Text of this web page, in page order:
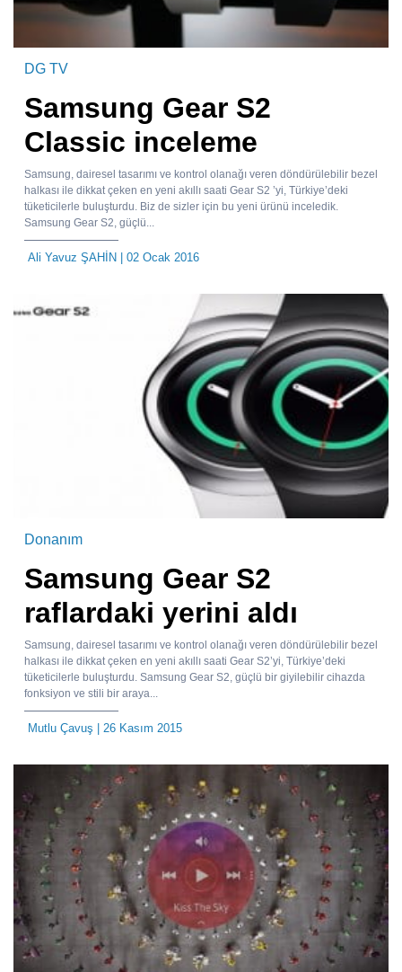
DG TV
Samsung Gear S2
Classic inceleme
Samsung, dairesel tasarımı ve kontrol olanağı veren döndürülebilir bezel
halkası ile dikkat çeken en yeni akıllı saati Gear S2 ’yi, Türkiye’deki
tüketicilerle buluşturdu. Biz de sizler için bu yeni ürünü inceledik.
Samsung Gear S2, güçlü...
Ali Yavuz ŞAHİN | 02 Ocak 2016
Donanım
Samsung Gear S2
raflardaki yerini aldı
Samsung, dairesel tasarımı ve kontrol olanağı veren döndürülebilir bezel
halkası ile dikkat çeken en yeni akıllı saati Gear S2’yi, Türkiye’deki
tüketicilerle buluşturdu. Samsung Gear S2, güçlü bir giyilebilir cihazda
fonksiyon ve stili bir araya...
Mutlu Çavuş | 26 Kasım 2015